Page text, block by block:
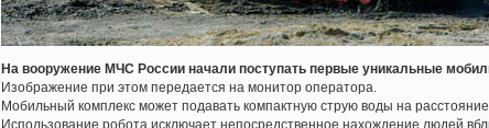
На вооружение МЧС России начали поступать первые уникальные
Изображение при этом передается на монитор оператора.
Мобильный комплекс может подавать компактную струю воды на
Использование робота исключает непосредственное нахождение людей